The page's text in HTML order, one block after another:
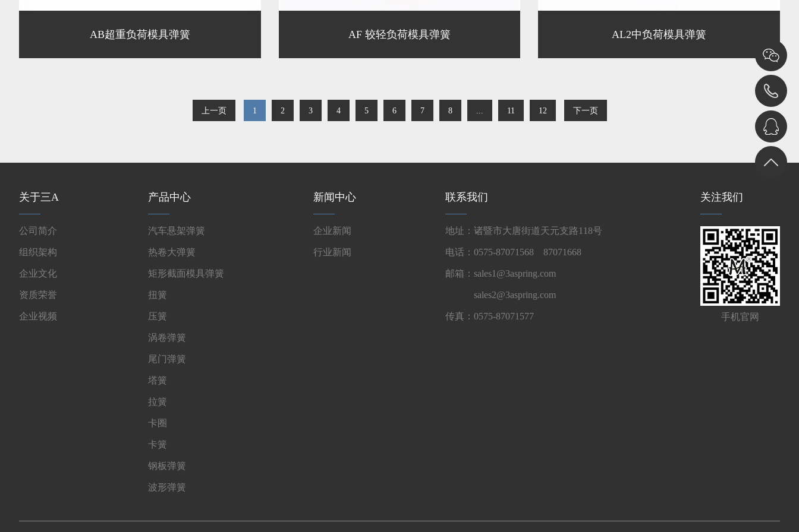
AB超重负荷模具弹簧 AF 较轻负荷模具弹簧 AL2中负荷模具弹簧
上一页 1 2 3 4 5 6 7 8 ... 11 12 下一页
关于三A
公司简介
组织架构
企业文化
资质荣誉
企业视频
产品中心
汽车悬架弹簧
热卷大弹簧
矩形截面模具弹簧
扭簧
压簧
涡卷弹簧
尾门弹簧
塔簧
拉簧
卡圈
卡簧
钢板弹簧
波形弹簧
新闻中心
企业新闻
行业新闻
联系我们
地址：诸暨市大唐街道天元支路118号
电话：0575-87071568 87071668
邮箱：sales1@3aspring.com
sales2@3aspring.com
传真：0575-87071577
关注我们
手机官网